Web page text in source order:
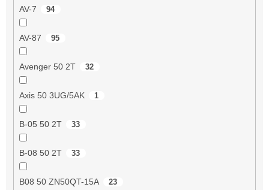
AV-7 94
AV-87 95
Avenger 50 2T 32
Axis 50 3UG/5AK 1
B-05 50 2T 33
B-08 50 2T 33
B08 50 ZN50QT-15A 23